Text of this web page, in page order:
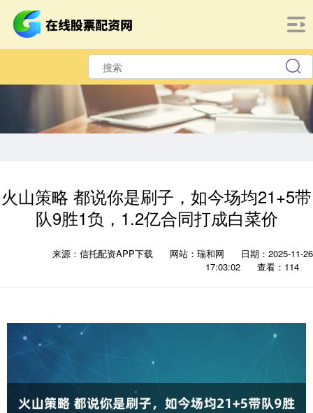
火山策略 都说你是刷子，如今场均21+5带
队9胜1负，1.2亿合同打成白菜价
来源：信托配资APP下载 网站：瑞和网
日期：2025-11-26
17:03:02
查看：114